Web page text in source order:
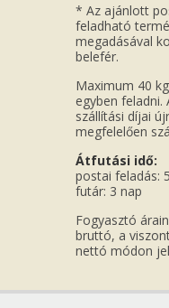
* Az ajánlott
feladható
megadásával
belefér.
Maximum 40
egyben feladni.
szállítási díjai
megfelelően
Átfutási idő:
postai feladás:
futár: 3 nap
Fogyasztó
bruttó, a
nettó módon